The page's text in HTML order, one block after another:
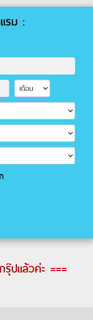
รม :
ปแล้วค่ะ ===